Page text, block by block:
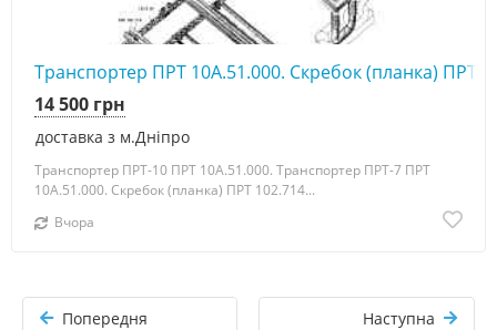
Транспортер ПРТ 10А.51.000. Скребок (планка) ПРТ
доставка з м.Дніпро
14 500 грн
Транспортер ПРТ-10 ПРТ 10А.51.000. Транспортер ПРТ-7 ПРТ
10А.51.000. Скребок (планка) ПРТ 102.714...
Вчора
Попередня Наступна